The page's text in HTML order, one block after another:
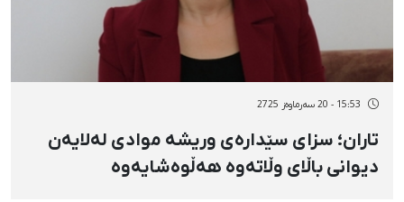
15:53 - 20 سەرماوەز 2725
تاران؛ سزای سێدارەی وریشە موادی لەلایەن
دیوانی باڵای وڵاتەوە هەڵوەشایەوە